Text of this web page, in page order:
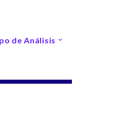
de Análisis